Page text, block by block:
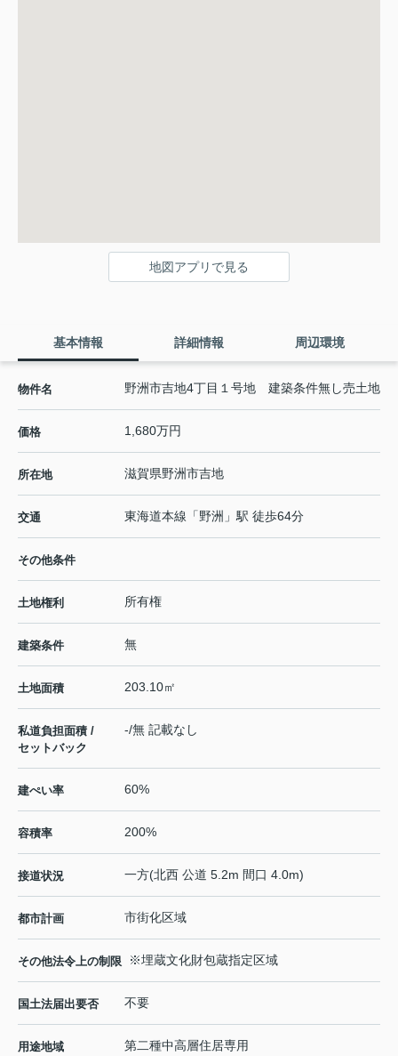
地図アプリで見る
基本情報 詳細情報 周辺環境
物件名 野洲市吉地4丁目１号地 建築条件無し売土地
価格 1,680万円
所在地 滋賀県野洲市吉地
交通 東海道本線 「野洲 」駅 徒歩64分
その他条件
土地権利 所有権
建築条件 無
土地面積 203.10㎡
私道負担面積 /
セットバック
-/無 記載なし
建ぺい率 60%
容積率 200%
接道状況 一方(北西 公道 5.2m 間口 4.0m)
都市計画 市街化区域
その他法令上の制限 ※埋蔵文化財包蔵指定区域
国土法届出要否 不要
用途地域 第二種中高層住居専用